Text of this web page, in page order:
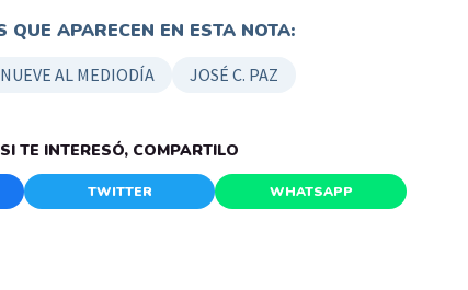
QUE APARECEN EN ESTA NOTA:
AL MEDIODÍA JOSÉ C. PAZ
SI TE INTERESÓ, COMPARTILO
TWITTER WHATSAPP